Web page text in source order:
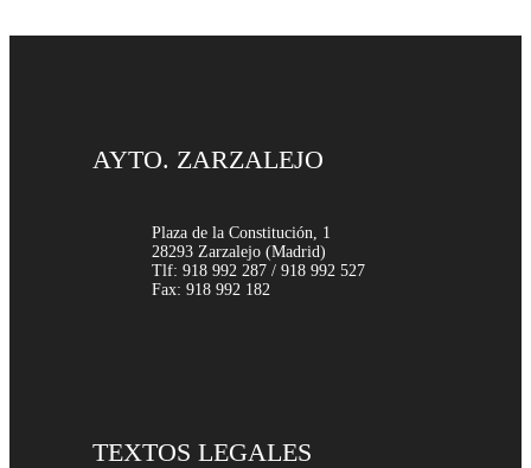
AYTO. ZARZALEJO
Plaza de la Constitución, 1
28293 Zarzalejo (Madrid)
Tlf: 918 992 287 / 918 992 527
Fax: 918 992 182
TEXTOS LEGALES